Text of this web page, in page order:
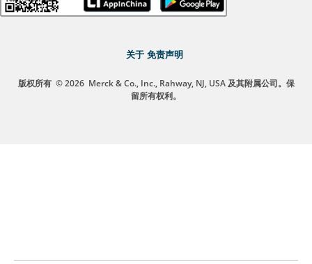
关于 免责声明
版权所有 © 2026 Merck & Co., Inc., Rahway, NJ, USA 及其附属公司。保
留所有权利。